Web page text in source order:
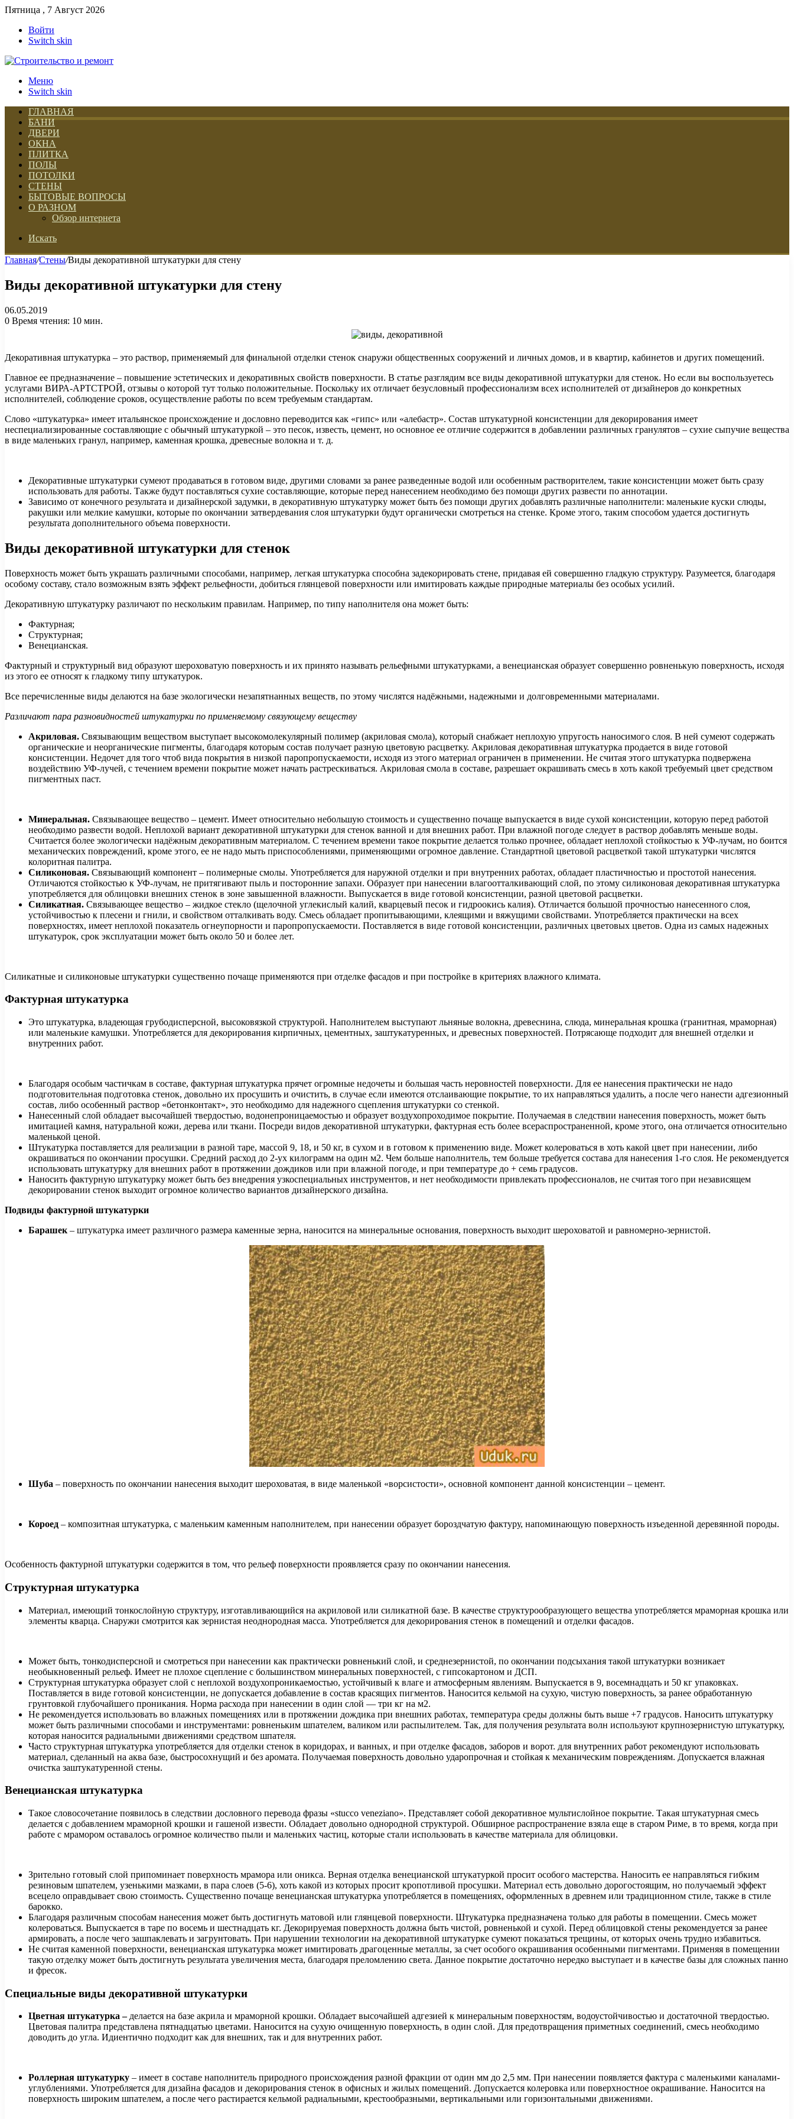
Пятница , 7 Август 2026
Войти
Switch skin
Меню
Switch skin
ГЛАВНАЯ
БАНИ
ДВЕРИ
ОКНА
ПЛИТКА
ПОЛЫ
ПОТОЛКИ
СТЕНЫ
БЫТОВЫЕ ВОПРОСЫ
О РАЗНОМ
Обзор интернета
Искать
Главная/Стены/Виды декоративной штукатурки для стену
Виды декоративной штукатурки для стену
06.05.2019
0 Время чтения: 10 мин.
Декоративная штукатурка – это раствор, применяемый для финальной отделки стенок снаружи общественных сооружений и личных домов, и в квартир, кабинетов и других помещений.
Главное ее предназначение – повышение эстетических и декоративных свойств поверхности. В статье разглядим все виды декоративной штукатурки для стенок. Но если вы воспользуетесь
услугами ВИРА-АРТСТРОЙ, отзывы о которой тут только положительные. Поскольку их отличает безусловный профессионализм всех исполнителей от дизайнеров до конкретных
исполнителей, соблюдение сроков, осуществление работы по всем требуемым стандартам.
Слово «штукатурка» имеет итальянское происхождение и дословно переводится как «гипс» или «алебастр». Состав штукатурной консистенции для декорирования имеет
неспециализированные составляющие с обычный штукатуркой – это песок, известь, цемент, но основное ее отличие содержится в добавлении различных гранулятов – сухие сыпучие вещества
в виде маленьких гранул, например, каменная крошка, древесные волокна и т. д.
Декоративные штукатурки сумеют продаваться в готовом виде, другими словами за ранее разведенные водой или особенным растворителем, такие консистенции может быть сразу
использовать для работы. Также будут поставляться сухие составляющие, которые перед нанесением необходимо без помощи других развести по аннотации.
Зависимо от конечного результата и дизайнерской задумки, в декоративную штукатурку может быть без помощи других добавлять различные наполнители: маленькие куски слюды,
ракушки или мелкие камушки, которые по окончании затвердевания слоя штукатурки будут органически смотреться на стенке. Кроме этого, таким способом удается достигнуть
результата дополнительного объема поверхности.
Виды декоративной штукатурки для стенок
Поверхность может быть украшать различными способами, например, легкая штукатурка способна задекорировать стене, придавая ей совершенно гладкую структуру. Разумеется, благодаря
особому составу, стало возможным взять эффект рельефности, добиться глянцевой поверхности или имитировать каждые природные материалы без особых усилий.
Декоративную штукатурку различают по нескольким правилам. Например, по типу наполнителя она может быть:
Фактурная;
Структурная;
Венецианская.
Фактурный и структурный вид образуют шероховатую поверхность и их принято называть рельефными штукатурками, а венецианская образует совершенно ровненькую поверхность, исходя
из этого ее относят к гладкому типу штукатурок.
Все перечисленные виды делаются на базе экологически незапятнанных веществ, по этому числятся надёжными, надежными и долговременными материалами.
Различают пара разновидностей штукатурки по применяемому связующему веществу
Акриловая. Связывающим веществом выступает высокомолекулярный полимер (акриловая смола), который снабжает неплохую упругость наносимого слоя. В ней сумеют содержать
органические и неорганические пигменты, благодаря которым состав получает разную цветовую расцветку. Акриловая декоративная штукатурка продается в виде готовой
консистенции. Недочет для того чтоб вида покрытия в низкой паропропускаемости, исходя из этого материал ограничен в применении. Не считая этого штукатурка подвержена
воздействию УФ-лучей, с течением времени покрытие может начать растрескиваться. Акриловая смола в составе, разрешает окрашивать смесь в хоть какой требуемый цвет средством
пигментных паст.
Минеральная. Связывающее вещество – цемент. Имеет относительно небольшую стоимость и существенно почаще выпускается в виде сухой консистенции, которую перед работой
необходимо развести водой. Неплохой вариант декоративной штукатурки для стенок ванной и для внешних работ. При влажной погоде следует в раствор добавлять меньше воды.
Считается более экологически надёжным декоративным материалом. С течением времени такое покрытие делается только прочнее, обладает неплохой стойкостью к УФ-лучам, но боится
механических повреждений, кроме этого, ее не надо мыть приспособлениями, применяющими огромное давление. Стандартной цветовой расцветкой такой штукатурки числятся
колоритная палитра.
Силиконовая. Связывающий компонент – полимерные смолы. Употребляется для наружной отделки и при внутренних работах, обладает пластичностью и простотой нанесения.
Отличаются стойкостью к УФ-лучам, не притягивают пыль и посторонние запахи. Образует при нанесении влагоотталкивающий слой, по этому силиконовая декоративная штукатурка
употребляется для облицовки внешних стенок в зоне завышенной влажности. Выпускается в виде готовой консистенции, разной цветовой расцветки.
Силикатная. Связывающее вещество – жидкое стекло (щелочной углекислый калий, кварцевый песок и гидроокись калия). Отличается большой прочностью нанесенного слоя,
устойчивостью к плесени и гнили, и свойством отталкивать воду. Смесь обладает пропитывающими, клеящими и вяжущими свойствами. Употребляется практически на всех
поверхностях, имеет неплохой показатель огнеупорности и паропропускаемости. Поставляется в виде готовой консистенции, различных цветовых цветов. Одна из самых надежных
штукатурок, срок эксплуатации может быть около 50 и более лет.
Силикатные и силиконовые штукатурки существенно почаще применяются при отделке фасадов и при постройке в критериях влажного климата.
Фактурная штукатурка
Это штукатурка, владеющая грубодисперсной, высоковязкой структурой. Наполнителем выступают льняные волокна, древеснина, слюда, минеральная крошка (гранитная, мраморная)
или маленькие камушки. Употребляется для декорирования кирпичных, цементных, заштукатуренных, и древесных поверхностей. Потрясающе подходит для внешней отделки и
внутренних работ.
Благодаря особым частичкам в составе, фактурная штукатурка прячет огромные недочеты и большая часть неровностей поверхности. Для ее нанесения практически не надо
подготовительная подготовка стенок, довольно их просушить и очистить, в случае если имеются отслаивающие покрытие, то их направляться удалить, а после чего нанести адгезионный
состав, либо особенный раствор «бетонконтакт», это необходимо для надежного сцепления штукатурки со стенкой.
Нанесенный слой обладает высочайшей твердостью, водонепроницаемостью и образует воздухопроходимое покрытие. Получаемая в следствии нанесения поверхность, может быть
имитацией камня, натуральной кожи, дерева или ткани. Посреди видов декоративной штукатурки, фактурная есть более всераспространенной, кроме этого, она отличается относительно
маленькой ценой.
Штукатурка поставляется для реализации в разной таре, массой 9, 18, и 50 кг, в сухом и в готовом к применению виде. Может колероваться в хоть какой цвет при нанесении, либо
окрашиваться по окончании просушки. Средний расход до 2-ух килограмм на один м2. Чем больше наполнитель, тем больше требуется состава для нанесения 1-го слоя. Не рекомендуется
использовать штукатурку для внешних работ в протяжении дождиков или при влажной погоде, и при температуре до + семь градусов.
Наносить фактурную штукатурку может быть без внедрения узкоспециальных инструментов, и нет необходимости привлекать профессионалов, не считая того при независящем
декорировании стенок выходит огромное количество вариантов дизайнерского дизайна.
Подвиды фактурной штукатурки
Барашек – штукатурка имеет различного размера каменные зерна, наносится на минеральные основания, поверхность выходит шероховатой и равномерно-зернистой.
Шуба – поверхность по окончании нанесения выходит шероховатая, в виде маленькой «ворсистости», основной компонент данной консистенции – цемент.
Короед – композитная штукатурка, с маленьким каменным наполнителем, при нанесении образует бороздчатую фактуру, напоминающую поверхность изъеденной деревянной породы.
Особенность фактурной штукатурки содержится в том, что рельеф поверхности проявляется сразу по окончании нанесения.
Структурная штукатурка
Материал, имеющий тонкослойную структуру, изготавливающийся на акриловой или силикатной базе. В качестве структурообразующего вещества употребляется мраморная крошка или
элементы кварца. Снаружи смотрится как зернистая неоднородная масса. Употребляется для декорирования стенок в помещений и отделки фасадов.
Может быть, тонкодисперсной и смотреться при нанесении как практически ровненький слой, и среднезернистой, по окончании подсыхания такой штукатурки возникает
необыкновенный рельеф. Имеет не плохое сцепление с большинством минеральных поверхностей, с гипсокартоном и ДСП.
Структурная штукатурка образует слой с неплохой воздухопроникаемостью, устойчивый к влаге и атмосферным явлениям. Выпускается в 9, восемнадцать и 50 кг упаковках.
Поставляется в виде готовой консистенции, не допускается добавление в состав красящих пигментов. Наносится кельмой на сухую, чистую поверхность, за ранее обработанную
грунтовкой глубочайшего проникания. Норма расхода при нанесении в один слой — три кг на м2.
Не рекомендуется использовать во влажных помещениях или в протяжении дождика при внешних работах, температура среды должны быть выше +7 градусов. Наносить штукатурку
может быть различными способами и инструментами: ровненьким шпателем, валиком или распылителем. Так, для получения результата волн используют крупнозернистую штукатурку,
которая наносится радиальными движениями средством шпателя.
Часто структурная штукатурка употребляется для отделки стенок в коридорах, и ванных, и при отделке фасадов, заборов и ворот. для внутренних работ рекомендуют использовать
материал, сделанный на аква базе, быстросохнущий и без аромата. Получаемая поверхность довольно ударопрочная и стойкая к механическим повреждениям. Допускается влажная
очистка заштукатуренной стены.
Венецианская штукатурка
Такое словосочетание появилось в следствии дословного перевода фразы «stucco veneziano». Представляет собой декоративное мультислойное покрытие. Такая штукатурная смесь
делается с добавлением мраморной крошки и гашеной извести. Обладает довольно однородной структурой. Обширное распространение взяла еще в старом Риме, в то время, когда при
работе с мрамором оставалось огромное количество пыли и маленьких частиц, которые стали использовать в качестве материала для облицовки.
Зрительно готовый слой припоминает поверхность мрамора или оникса. Верная отделка венецианской штукатуркой просит особого мастерства. Наносить ее направляться гибким
резиновым шпателем, узенькими мазками, в пара слоев (5-6), хоть какой из которых просит кропотливой просушки. Материал есть довольно дорогостоящим, но получаемый эффект
всецело оправдывает свою стоимость. Существенно почаще венецианская штукатурка употребляется в помещениях, оформленных в древнем или традиционном стиле, также в стиле
барокко.
Благодаря различным способам нанесения может быть достигнуть матовой или глянцевой поверхности. Штукатурка предназначена только для работы в помещении. Смесь может
колероваться. Выпускается в таре по восемь и шестнадцать кг. Декорируемая поверхность должна быть чистой, ровненькой и сухой. Перед облицовкой стены рекомендуется за ранее
армировать, а после чего зашпаклевать и загрунтовать. При нарушении технологии на декоративной штукатурке сумеют показаться трещины, от которых очень трудно избавиться.
Не считая каменной поверхности, венецианская штукатурка может имитировать драгоценные металлы, за счет особого окрашивания особенными пигментами. Применяя в помещении
такую отделку может быть достигнуть результата увеличения места, благодаря преломлению света. Данное покрытие достаточно нередко выступает и в качестве базы для сложных панно
и фресок.
Специальные виды декоративной штукатурки
Цветная штукатурка –делается на базе акрила и мраморной крошки. Обладает высочайшей адгезией к минеральным поверхностям, водоустойчивостью и достаточной твердостью.
Цветовая палитра представлена пятнадцатью цветами. Наносится на сухую очищенную поверхность, в один слой. Для предотвращения приметных соединений, смесь необходимо
доводить до угла. Идиентично подходит как для внешних, так и для внутренних работ.
Роллерная штукатурку – имеет в составе наполнитель природного происхождения разной фракции от один мм до 2,5 мм. При нанесении появляется фактура с маленькими каналами-
углублениями. Употребляется для дизайна фасадов и декорирования стенок в офисных и жилых помещений. Допускается колеровка или поверхностное окрашивание. Наносится на
поверхность широким шпателем, а после чего растирается кельмой радиальными, крестообразными, вертикальными или горизонтальными движениями.